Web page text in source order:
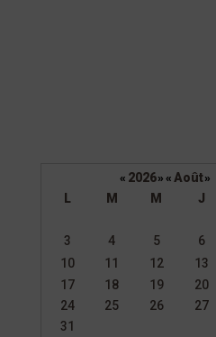
calendrier
d’évènements
« 2026» « Août»
L M M J
3
4 5 6
10
11 12 13
17
18 19 20
24
25 26 27
31